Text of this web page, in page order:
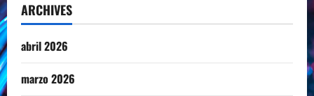
ARCHIVES
abril 2026
marzo 2026